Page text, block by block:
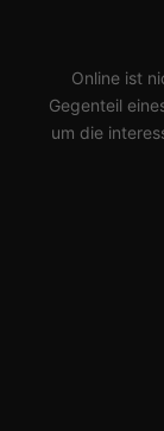
Online ist
Gegenteil
um die